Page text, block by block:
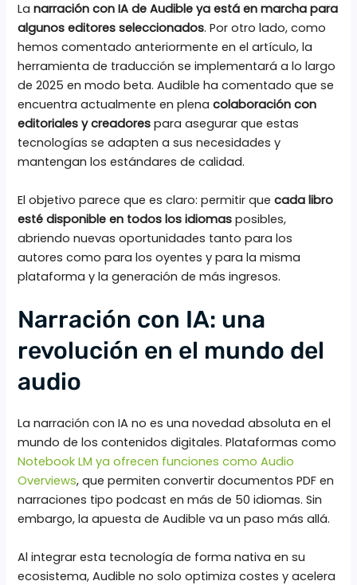
Lanarración con IA de Audible ya está en marcha para
algunos editores seleccionados. Por otro lado, como
hemos comentado anteriormente en el artículo, la
herramienta de traducción se implementará a lo largo
de 2025 en modo beta. Audible ha comentado que se
encuentra actualmente en plenacolaboración con
editoriales y creadores para asegurar que estas
tecnologías se adapten a sus necesidades y
mantengan los estándares de calidad.
El objetivo parece que es claro: permitir quecada libro
esté disponible en todos los idiomas posibles,
abriendo nuevas oportunidades tanto para los
autores como para los oyentes y para la misma
plataforma y la generación de más ingresos.
Narración con IA: una
revolución en el mundo del
audio
La narración con IA no es una novedad absoluta en el
mundo de los contenidos digitales. Plataformas como
Notebook LM ya ofrecen funciones como Audio
Overviews, que permiten convertir documentos PDF en
narraciones tipo podcast en más de 50 idiomas. Sin
embargo, la apuesta de Audible va un paso más allá.
Al integrar esta tecnología de forma nativa en su
ecosistema, Audible no solo optimiza costes y acelera